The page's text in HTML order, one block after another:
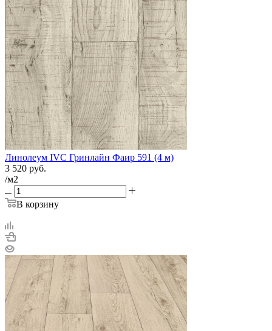
Линолеум IVC Гринлайн Фаир 591 (4 м)
3 520 руб.
/м2
В корзину